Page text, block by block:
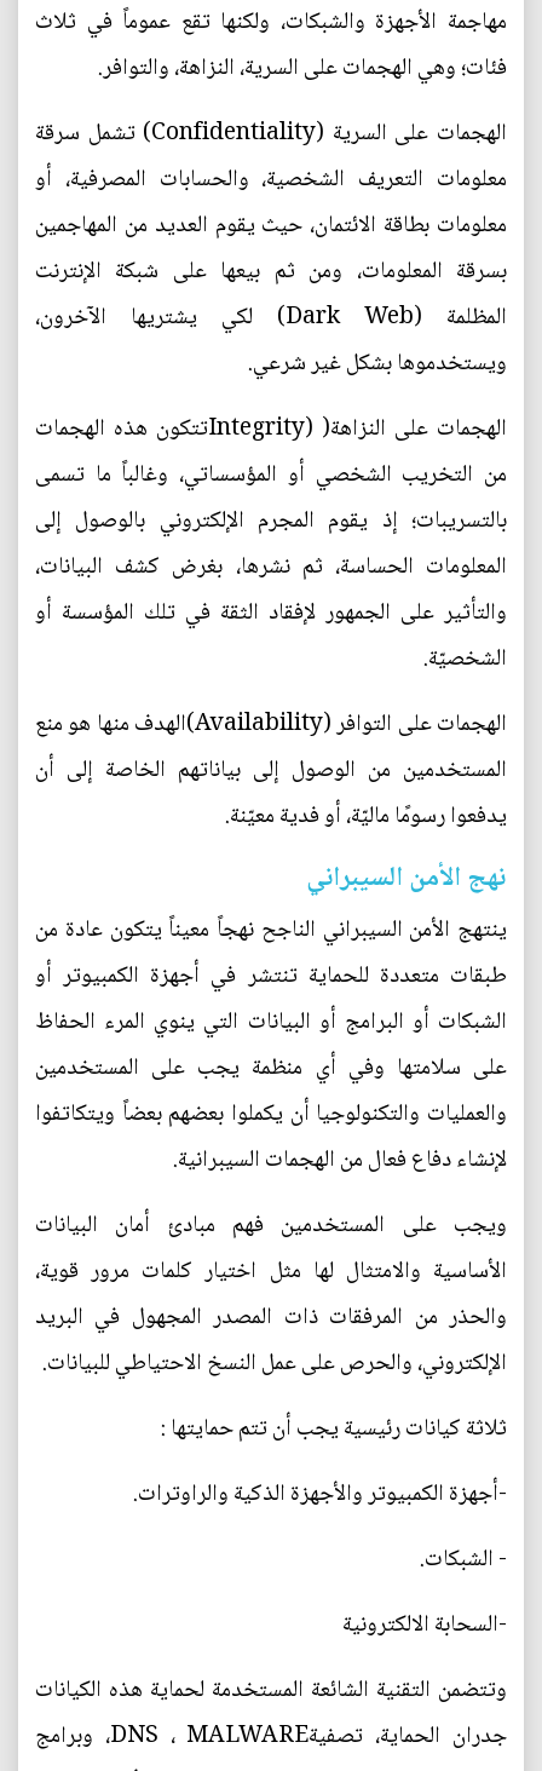
مهاجمة الأجهزة والشبكات، ولكنها تقع عموماً في ثلاث
فئات؛ وهي الهجمات على السرية، النزاهة، والتوافر.
الهجمات على السرية (Confidentiality) تشمل سرقة
معلومات التعريف الشخصية، والحسابات المصرفية، أو
معلومات بطاقة الائتمان، حيث يقوم العديد من المهاجمين
بسرقة المعلومات، ومن ثم بيعها على شبكة الإنترنت
المظلمة (Dark Web) لكي يشتريها الآخرون،
ويستخدموها بشكل غير شرعي.
الهجمات على النزاهة( (Integrityتتكون هذه الهجمات
من التخريب الشخصي أو المؤسساتي، وغالباً ما تسمى
بالتسريبات؛ إذ يقوم المجرم الإلكتروني بالوصول إلى
المعلومات الحساسة، ثم نشرها، بغرض كشف البيانات،
والتأثير على الجمهور لإفقاد الثقة في تلك المؤسسة أو
الشخصيّة.
الهجمات على التوافر (Availability)الهدف منها هو منع
المستخدمين من الوصول إلى بياناتهم الخاصة إلى أن
يدفعوا رسومًا ماليّة، أو فدية معيّنة.
نهج الأمن السيبراني
ينتهج الأمن السيبراني الناجح نهجاً معيناً يتكون عادة من
طبقات متعددة للحماية تنتشر في أجهزة الكمبيوتر أو
الشبكات أو البرامج أو البيانات التي ينوي المرء الحفاظ
على سلامتها وفي أي منظمة يجب على المستخدمين
والعمليات والتكنولوجيا أن يكملوا بعضهم بعضاً ويتكاتفوا
لإنشاء دفاع فعال من الهجمات السيبرانية.
ويجب على المستخدمين فهم مبادئ أمان البيانات
الأساسية والامتثال لها مثل اختيار كلمات مرور قوية،
والحذر من المرفقات ذات المصدر المجهول في البريد
الإلكتروني، والحرص على عمل النسخ الاحتياطي للبيانات.
ثلاثة كيانات رئيسية يجب أن تتم حمايتها :
-أجهزة الكمبيوتر والأجهزة الذكية والراوترات.
- الشبكات.
-السحابة الالكترونية
وتتضمن التقنية الشائعة المستخدمة لحماية هذه الكيانات
جدران الحماية، تصفيةDNS ، MALWARE، وبرامج